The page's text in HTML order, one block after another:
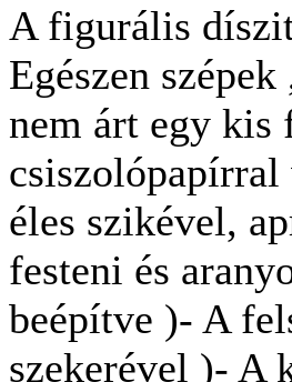
A figurális
Egészen
nem árt egy kis
éles szikével,
festeni és
beépítve )- A
szekerével )- A